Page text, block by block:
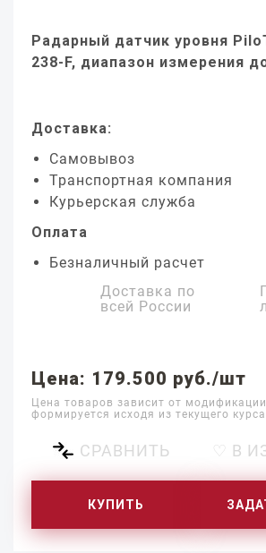
Радарный датчик уровня
238-F, диапазон измерения
Доставка:
Самовывоз
Транспортная компания
Курьерская служба
Оплата
Безналичный расчет
Доставка по
всей России
Цена: 179.500 руб./шт
Цена товаров зависит от
формируется исходя из текущего
СРАВНИТЬ ♡ В
КУПИТЬ